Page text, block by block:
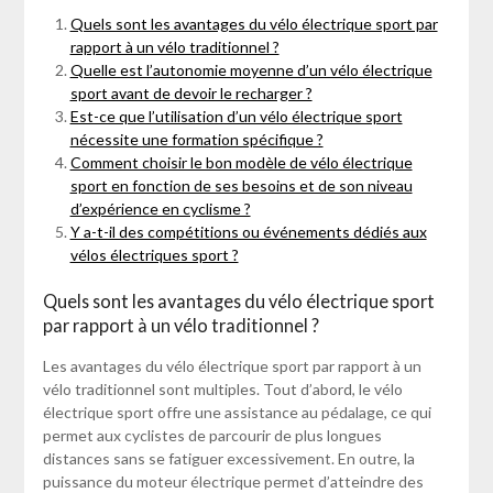
Quels sont les avantages du vélo électrique sport par
rapport à un vélo traditionnel ?
Quelle est l’autonomie moyenne d’un vélo électrique
sport avant de devoir le recharger ?
Est-ce que l’utilisation d’un vélo électrique sport
nécessite une formation spécifique ?
Comment choisir le bon modèle de vélo électrique
sport en fonction de ses besoins et de son niveau
d’expérience en cyclisme ?
Y a-t-il des compétitions ou événements dédiés aux
vélos électriques sport ?
Quels sont les avantages du vélo électrique sport
par rapport à un vélo traditionnel ?
Les avantages du vélo électrique sport par rapport à un
vélo traditionnel sont multiples. Tout d’abord, le vélo
électrique sport offre une assistance au pédalage, ce qui
permet aux cyclistes de parcourir de plus longues
distances sans se fatiguer excessivement. En outre, la
puissance du moteur électrique permet d’atteindre des